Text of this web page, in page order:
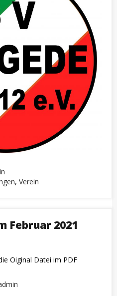
, Verein
Februar 2021
Oiginal Datei im PDF